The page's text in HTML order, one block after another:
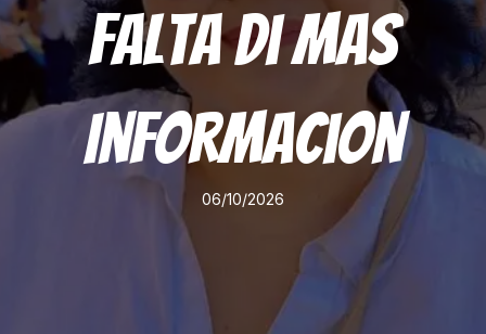
Falta Di Mas
Informacion
06/10/2026